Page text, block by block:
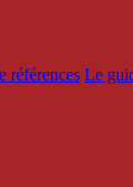
références Le